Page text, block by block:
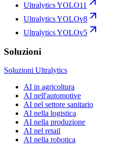
Ultralytics YOLO11
Ultralytics YOLOv8
Ultralytics YOLOv5
Soluzioni
Soluzioni Ultralytics
AI in agricoltura
AI nell'automotive
AI nel settore sanitario
AI nella logistica
AI nella produzione
AI nel retail
AI nella robotica